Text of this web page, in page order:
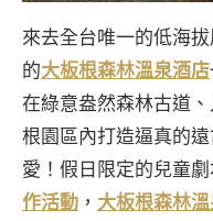
來去全台唯一的低海
的大板根森林溫泉酒店
在綠意盎然森林古道
根園區內打造逼真的
愛！假日限定的兒童
作活動 ， 大板根森林